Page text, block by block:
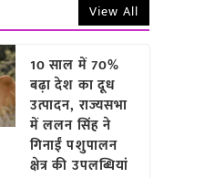
View All
10 साल में 70%
बढ़ा देश का दूध
उत्पादन, राज्यसभा
में ललन सिंह ने
गिनाईं पशुपालन
क्षेत्र की उपलब्धियां